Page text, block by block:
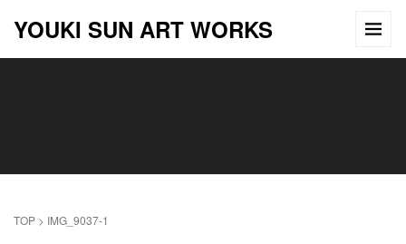
YOUKI SUN ART WORKS
TOP > IMG_9037-1